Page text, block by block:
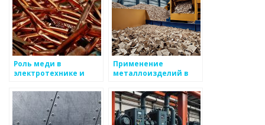
Роль меди в
электротехнике и
Применение
металлоизделий в